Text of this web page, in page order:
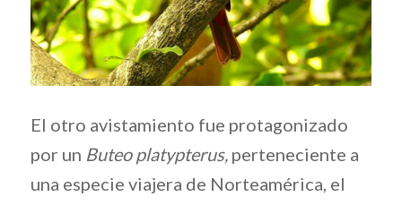
El otro avistamiento fue protagonizado
por un Buteo platypterus, perteneciente a
una especie viajera de Norteamérica, el